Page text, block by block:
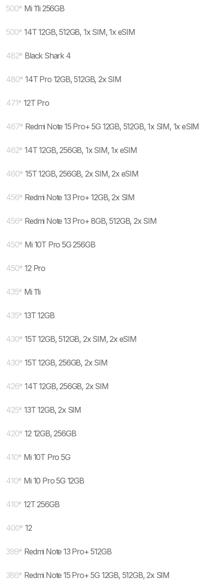
500* Mi 11i 256GB
500* 14T 12GB, 512GB, 1x SIM, 1x eSIM
482* Black Shark 4
480* 14T Pro 12GB, 512GB, 2x SIM
471* 12T Pro
467* Redmi Note 15 Pro+ 5G 12GB, 512GB, 1x SIM, 1x eSIM
462* 14T 12GB, 256GB, 1x SIM, 1x eSIM
460* 15T 12GB, 256GB, 2x SIM, 2x eSIM
456* Redmi Note 13 Pro+ 12GB, 2x SIM
456* Redmi Note 13 Pro+ 8GB, 512GB, 2x SIM
450* Mi 10T Pro 5G 256GB
450* 12 Pro
435* Mi 11i
435* 13T 12GB
430* 15T 12GB, 512GB, 2x SIM, 2x eSIM
430* 15T 12GB, 256GB, 2x SIM
426* 14T 12GB, 256GB, 2x SIM
425* 13T 12GB, 2x SIM
420* 12 12GB, 256GB
410* Mi 10T Pro 5G
410* Mi 10 Pro 5G 12GB
410* 12T 256GB
400* 12
399* Redmi Note 13 Pro+ 512GB
386* Redmi Note 15 Pro+ 5G 12GB, 512GB, 2x SIM